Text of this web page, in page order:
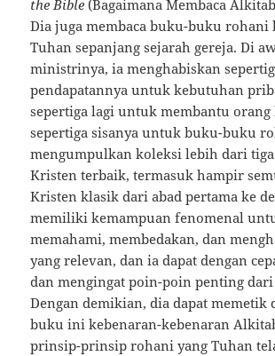
the Bible (Bagaimana Membaca
Dia juga membaca buku-buku rohani
Tuhan sepanjang sejarah gereja. Di
ministrinya, ia menghabiskan
pendapatannya untuk kebutuhan
sepertiga lagi untuk membantu
sepertiga sisanya untuk buku-buku
mengumpulkan koleksi lebih dari
Kristen terbaik, termasuk hampir
Kristen klasik dari abad pertama ke
memiliki kemampuan fenomenal
memahami, membedakan, dan
yang relevan, dan ia dapat dengan
dan mengingat poin-poin penting
Dengan demikian, dia dapat memetik
buku ini kebenaran-kebenaran
prinsip-prinsip rohani yang Tuhan